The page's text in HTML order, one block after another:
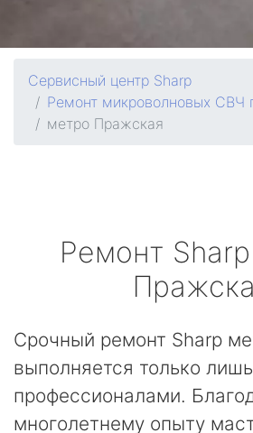
Сервисный центр Sharp
Ремонт микроволновых СВЧ
метро Пражская
Ремонт Sharp
Срочный ремонт Sharp
выполняется только
профессионалами.
многолетнему опыту